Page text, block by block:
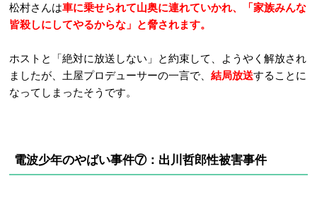
松村さんは車に乗せられて山奥に連れていかれ、「家族みんな
皆殺しにしてやるからな」と脅されます。
ホストと「絶対に放送しない」と約束して、ようやく解放され
ましたが、土屋プロデューサーの一言で、 結局放送することに
なってしまったそうです。
電波少年のやばい事件⑦：出川哲郎性被害事件